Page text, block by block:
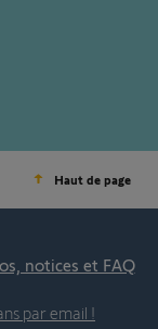
Haut de page
notices et FAQ
par email !